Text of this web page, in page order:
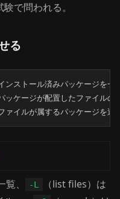
で問われる。
る
ル済みパッケージを一
ジが配置したファイルの
が属するパッケージを逆
、 -L
（list files）は